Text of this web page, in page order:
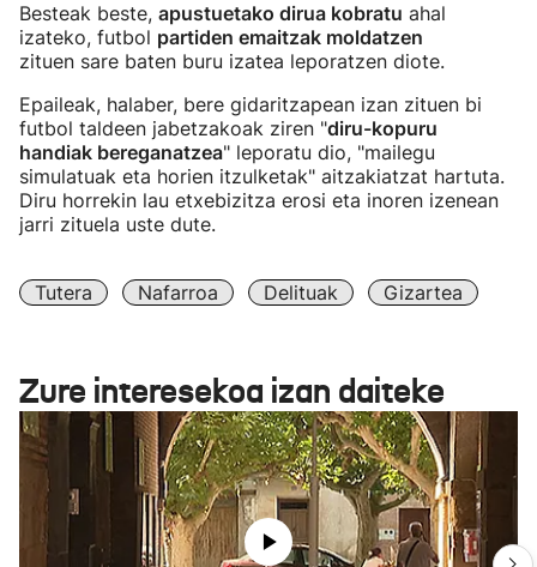
Besteak beste, apustuetako dirua kobratu ahal
izateko, futbol partiden emaitzak moldatzen
zituen sare baten buru izatea leporatzen diote.
Epaileak, halaber, bere gidaritzapean izan zituen bi
futbol taldeen jabetzakoak ziren "diru-kopuru
handiak bereganatzea" leporatu dio, "mailegu
simulatuak eta horien itzulketak" aitzakiatzat hartuta.
Diru horrekin lau etxebizitza erosi eta inoren izenean
jarri zituela uste dute.
Tutera Nafarroa Delituak Gizartea
Zure interesekoa izan daiteke